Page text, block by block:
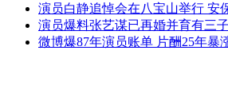
美研发"神奇"水凝胶能修复受损
演员白静追悼会在八宝山举行 安
演员爆料张艺谋已再婚并育有三
微博爆87年演员账单 片酬25年暴